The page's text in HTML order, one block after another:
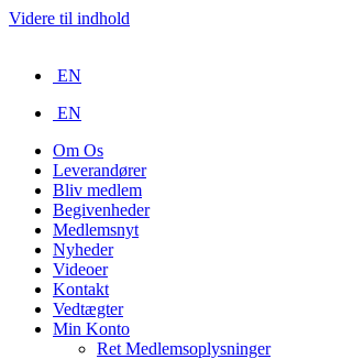
Videre til indhold
EN
EN
Om Os
Leverandører
Bliv medlem
Begivenheder
Medlemsnyt
Nyheder
Videoer
Kontakt
Vedtægter
Min Konto
Ret Medlemsoplysninger